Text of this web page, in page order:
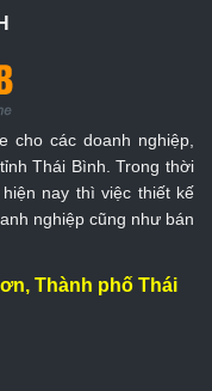
cho các doanh nghiệp,
Thái Bình. Trong thời
nay thì việc thiết kế
nghiệp cũng như bán
Thành phố Thái